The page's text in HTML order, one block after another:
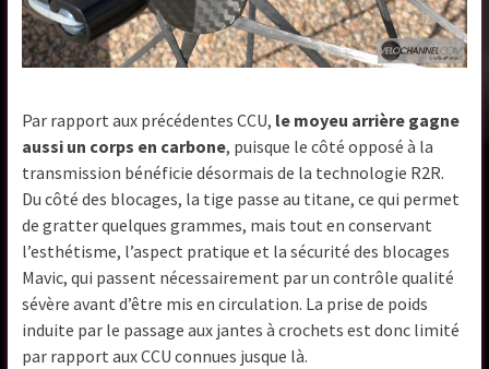
Par rapport aux précédentes CCU, le moyeu arrière gagne
aussi un corps en carbone, puisque le côté opposé à la
transmission bénéficie désormais de la technologie R2R.
Du côté des blocages, la tige passe au titane, ce qui permet
de gratter quelques grammes, mais tout en conservant
l’esthétisme, l’aspect pratique et la sécurité des blocages
Mavic, qui passent nécessairement par un contrôle qualité
sévère avant d’être mis en circulation. La prise de poids
induite par le passage aux jantes à crochets est donc limité
par rapport aux CCU connues jusque là.